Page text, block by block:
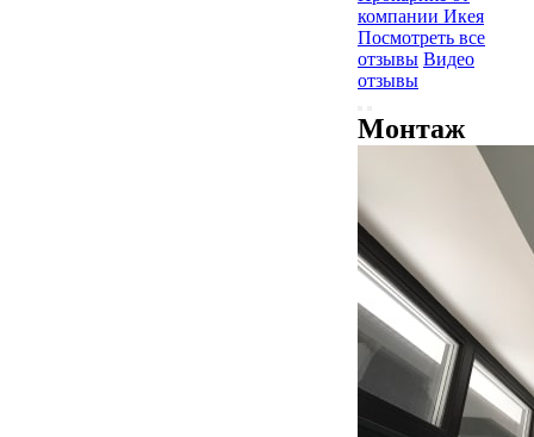
Посмотреть все
отзывы Видео
отзывы
Монтаж